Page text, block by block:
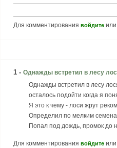
Для комментирования войдите или
1 - Однажды встретил в лесу
Однажды встретил в лесу
осталось подойти когда я
Я это к чему - лоси жрут
Определил по мелким
Попал под дождь, промок до
Для комментирования войдите или